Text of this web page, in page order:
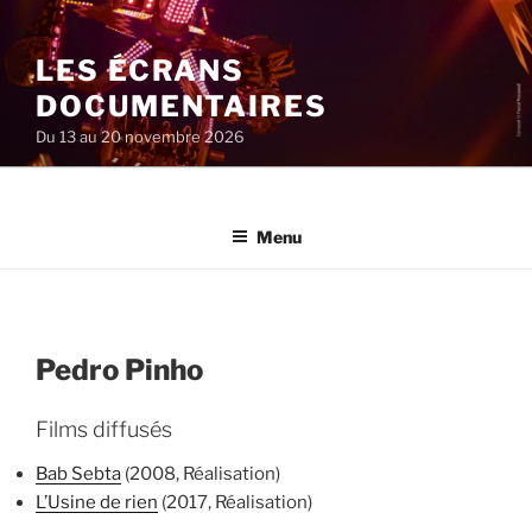
au
contenu
principal
LES ÉCRANS
DOCUMENTAIRES
Du 13 au 20 novembre 2026
Menu
Pedro Pinho
Films diffusés
Bab Sebta (2008, Réalisation)
L’Usine de rien (2017, Réalisation)